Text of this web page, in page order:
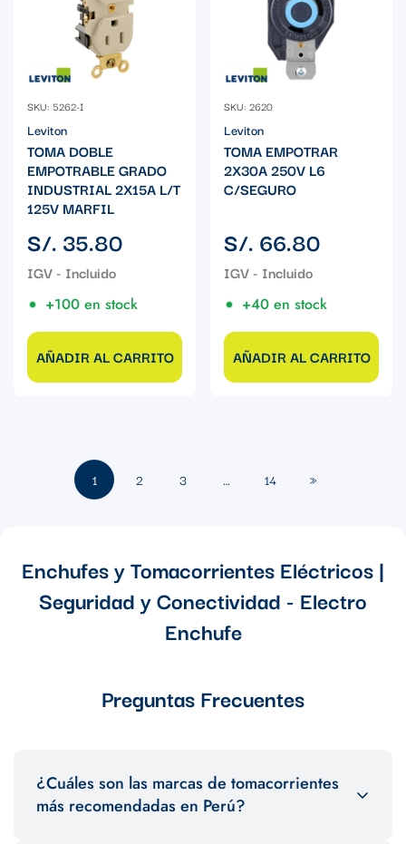
SKU: 5262-I
Leviton
TOMA DOBLE
EMPOTRABLE GRADO
INDUSTRIAL 2X15A L/T
125V MARFIL
Precio
regular
S/. 35.80
+100 en stock
AÑADIR AL CARRITO
SKU: 2620
Leviton
TOMA EMPOTRAR
2X30A 250V L6
C/SEGURO
Precio
regular
S/. 66.80
+40 en stock
AÑADIR AL CARRITO
1 2 3 … 14 »
Enchufes y Tomacorrientes Eléctricos |
Seguridad y Conectividad - Electro
Enchufe
Preguntas Frecuentes
¿Cuáles son las marcas de tomacorrientes
más recomendadas en Perú?